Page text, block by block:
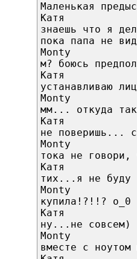
Маленькая
Катя
знаешь что я
пока папа не
Monty
м? боюсь
Катя
устанавливаю
Monty
мм... откуда
Катя
не поверишь... с
Monty
тока не говори,
Катя
тих...я не буду
Monty
купила!?!!? о_0
Катя
ну...не совсем)
Monty
вместе с ноутом